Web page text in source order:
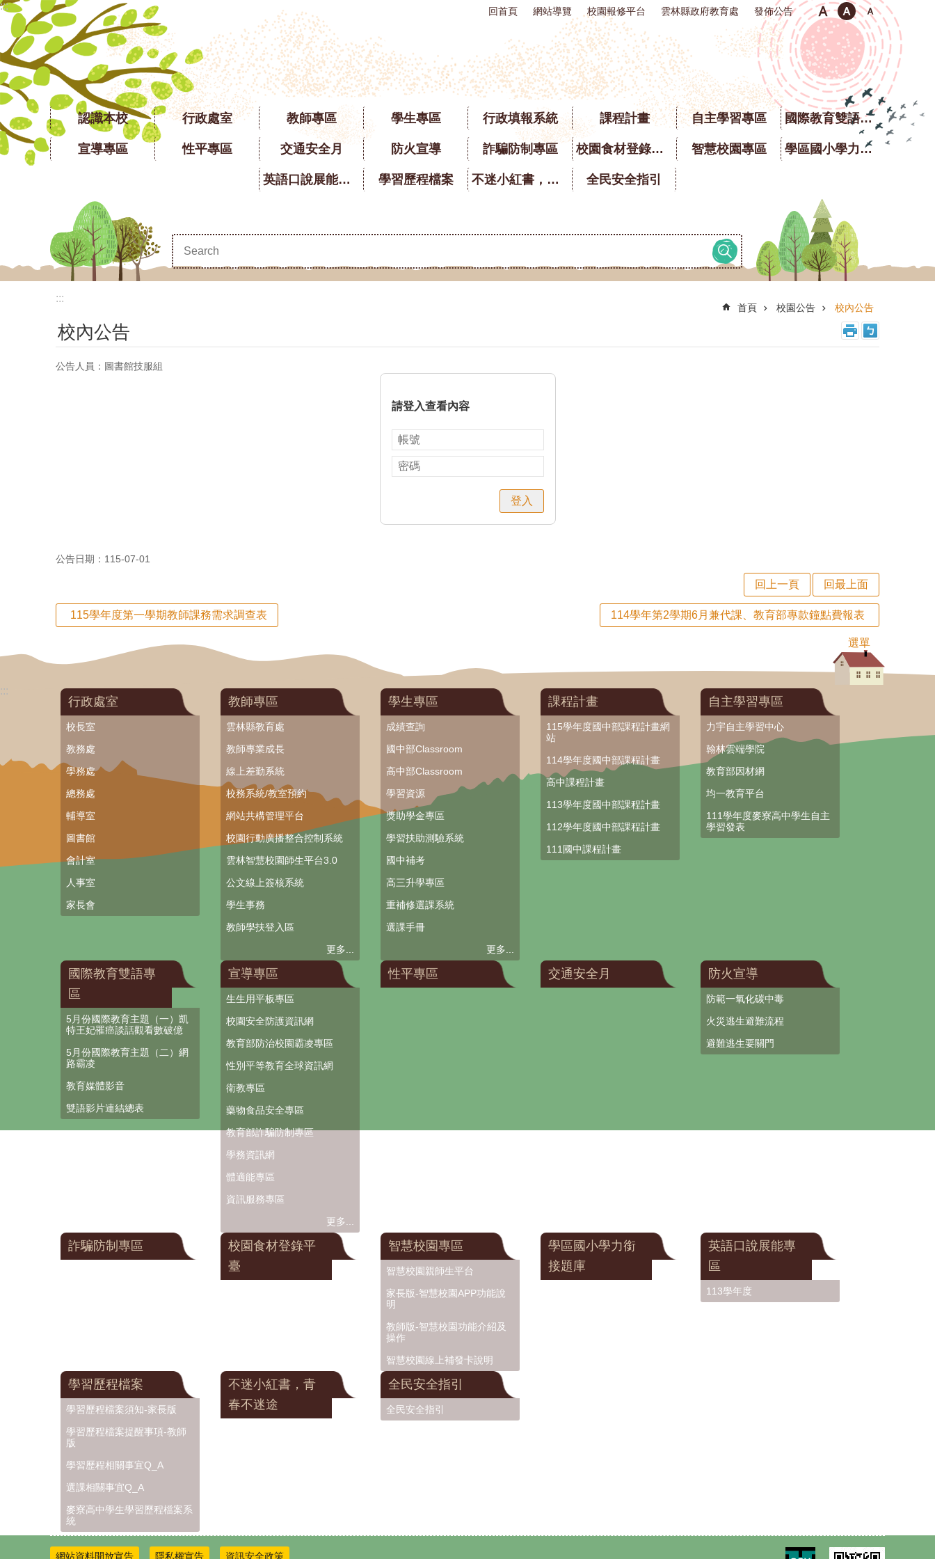
跳到主要內容區塊
::: 回首頁 網站導覽 校園報修平台 雲林縣政府教育處 發佈公告
認識本校 行政處室 教師專區 學生專區 行政填報系統 課程計畫 自主學習專區 國際教育雙語專區
宣導專區 性平專區 交通安全月 防火宣導 詐騙防制專區 校園食材登錄平臺 智慧校園專區 學區國小學力銜接題庫
英語口說展能專區 學習歷程檔案 不迷小紅書，青春不迷途 全民安全指引
:::
首頁 校園公告 校內公告
校內公告
公告人員：圖書館技服組
請登入查看內容
登入
公告日期：115-07-01
回上一頁 回最上面
115學年度第一學期教師課務需求調查表 114學年第2學期6月兼代課、教育部專款鐘點費報表
選單
:::
行政處室
校長室
教務處
學務處
總務處
輔導室
圖書館
會計室
人事室
家長會
教師專區
雲林縣教育處
教師專業成長
線上差勤系統
校務系統/教室預約
網站共構管理平台
校園行動廣播整合控制系統
雲林智慧校園師生平台3.0
公文線上簽核系統
學生事務
教師學扶登入區
更多...
學生專區
成績查詢
國中部Classroom
高中部Classroom
學習資源
獎助學金專區
學習扶助測驗系統
國中補考
高三升學專區
重補修選課系統
選課手冊
更多...
課程計畫
115學年度國中部課程計畫網
站
114學年度國中部課程計畫
高中課程計畫
113學年度國中部課程計畫
112學年度國中部課程計畫
111國中課程計畫
自主學習專區
力宇自主學習中心
翰林雲端學院
教育部因材網
均一教育平台
111學年度麥寮高中學生自主
學習發表
國際教育雙語專
區
5月份國際教育主題（一）凱
特王妃罹癌談話觀看數破億
5月份國際教育主題（二）網
路霸凌
教育媒體影音
雙語影片連結總表
宣導專區
生生用平板專區
校園安全防護資訊網
教育部防治校園霸凌專區
性別平等教育全球資訊網
衛教專區
藥物食品安全專區
教育部詐騙防制專區
學務資訊網
體適能專區
資訊服務專區
更多...
性平專區 交通安全月 防火宣導
防範一氧化碳中毒
火災逃生避難流程
避難逃生要關門
詐騙防制專區
校園食材登錄平
臺
智慧校園專區
智慧校園親師生平台
家長版-智慧校園APP功能說
明
教師版-智慧校園功能介紹及
操作
智慧校園線上補發卡說明
學區國小學力銜
接題庫
英語口說展能專
區
113學年度
學習歷程檔案
學習歷程檔案須知-家長版
學習歷程檔案提醒事項-教師
版
學習歷程相關事宜Q_A
選課相關事宜Q_A
麥寮高中學生學習歷程檔案系
統
不迷小紅書，青
春不迷途
全民安全指引
全民安全指引
網站資料開放宣告 隱私權宣告 資訊安全政策